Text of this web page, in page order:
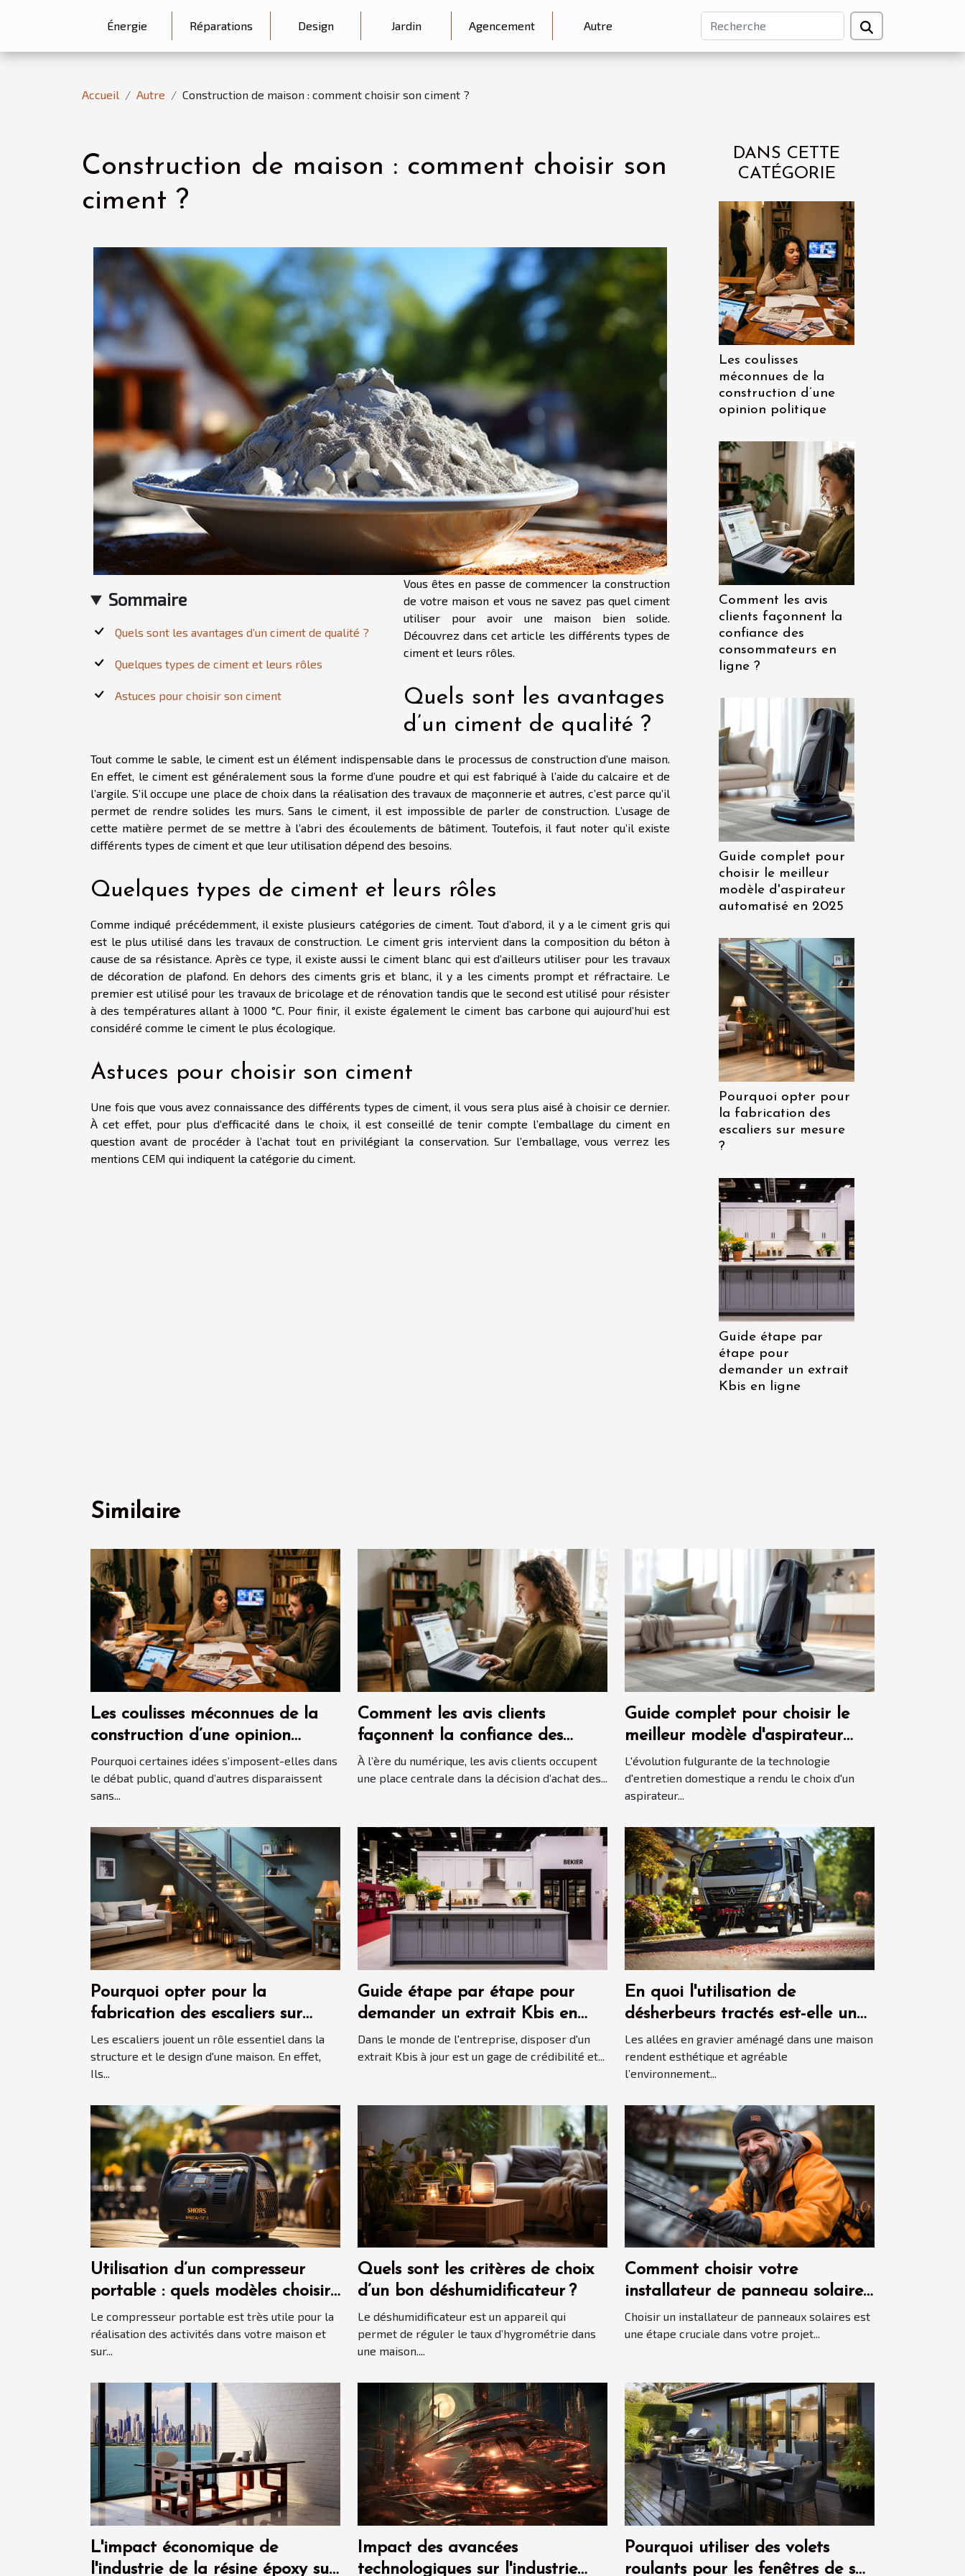
Énergie Réparations Design Jardin Agencement Autre
Accueil Autre Construction de maison : comment choisir son ciment ?
Construction de maison : comment choisir son
ciment ?
Sommaire
Quels sont les avantages d’un ciment de qualité ?
Quelques types de ciment et leurs rôles
Astuces pour choisir son ciment
Vous êtes en passe de commencer la construction
de votre maison et vous ne savez pas quel ciment
utiliser pour avoir une maison bien solide.
Découvrez dans cet article les différents types de
ciment et leurs rôles.
Quels sont les avantages
d’un ciment de qualité ?
Tout comme le sable, le ciment est un élément indispensable dans le processus de construction d’une maison.
En effet, le ciment est généralement sous la forme d’une poudre et qui est fabriqué à l’aide du calcaire et de
l’argile. S’il occupe une place de choix dans la réalisation des travaux de maçonnerie et autres, c’est parce qu’il
permet de rendre solides les murs. Sans le ciment, il est impossible de parler de construction. L’usage de
cette matière permet de se mettre à l’abri des écoulements de bâtiment. Toutefois, il faut noter qu’il existe
différents types de ciment et que leur utilisation dépend des besoins.
Quelques types de ciment et leurs rôles
Comme indiqué précédemment, il existe plusieurs catégories de ciment. Tout d’abord, il y a le ciment gris qui
est le plus utilisé dans les travaux de construction. Le ciment gris intervient dans la composition du béton à
cause de sa résistance. Après ce type, il existe aussi le ciment blanc qui est d’ailleurs utiliser pour les travaux
de décoration de plafond. En dehors des ciments gris et blanc, il y a les ciments prompt et réfractaire. Le
premier est utilisé pour les travaux de bricolage et de rénovation tandis que le second est utilisé pour résister
à des températures allant à 1000 °C. Pour finir, il existe également le ciment bas carbone qui aujourd’hui est
considéré comme le ciment le plus écologique.
Astuces pour choisir son ciment
Une fois que vous avez connaissance des différents types de ciment, il vous sera plus aisé à choisir ce dernier.
À cet effet, pour plus d’efficacité dans le choix, il est conseillé de tenir compte l’emballage du ciment en
question avant de procéder à l’achat tout en privilégiant la conservation. Sur l’emballage, vous verrez les
mentions CEM qui indiquent la catégorie du ciment.
DANS CETTE
CATÉGORIE
Les coulisses
méconnues de la
construction d’une
opinion politique
Comment les avis
clients façonnent la
confiance des
consommateurs en
ligne ?
Guide complet pour
choisir le meilleur
modèle d'aspirateur
automatisé en 2025
Pourquoi opter pour
la fabrication des
escaliers sur mesure
?
Guide étape par
étape pour
demander un extrait
Kbis en ligne
Similaire
Les coulisses méconnues de la
construction d’une opinion
politique
Pourquoi certaines idées s’imposent-elles dans
le débat public, quand d’autres disparaissent
sans...
Comment les avis clients
façonnent la confiance des
consommateurs en ligne ?
À l’ère du numérique, les avis clients occupent
une place centrale dans la décision d’achat des...
Guide complet pour choisir le
meilleur modèle d'aspirateur
automatisé en 2025
L'évolution fulgurante de la technologie
d'entretien domestique a rendu le choix d'un
aspirateur...
Pourquoi opter pour la
fabrication des escaliers sur
mesure ?
Les escaliers jouent un rôle essentiel dans la
structure et le design d'une maison. En effet,
Ils...
Guide étape par étape pour
demander un extrait Kbis en
ligne
Dans le monde de l'entreprise, disposer d'un
extrait Kbis à jour est un gage de crédibilité et...
En quoi l'utilisation de
désherbeurs tractés est-elle une
bonne idée pour garder les
allées en gravier propres ?
Les allées en gravier aménagé dans une maison
rendent esthétique et agréable
l’environnement...
Utilisation d’un compresseur
portable : quels modèles choisir
en 2021 ?
Le compresseur portable est très utile pour la
réalisation des activités dans votre maison et
sur...
Quels sont les critères de choix
d’un bon déshumidificateur ?
Le déshumidificateur est un appareil qui
permet de réguler le taux d’hygrométrie dans
une maison....
Comment choisir votre
installateur de panneau solaire
?
Choisir un installateur de panneaux solaires est
une étape cruciale dans votre projet...
L'impact économique de
l'industrie de la résine époxy sur
Impact des avancées
technologiques sur l'industrie
Pourquoi utiliser des volets
roulants pour les fenêtres de sa